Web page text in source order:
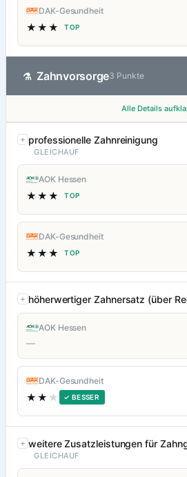
DAK-Gesundheit
★★★ TOP
⚗ Zahnvorsorge3 Punkte
Alle Details
professionelle Zahnreinigung
GLEICHAUF
AOK Hessen
★★★ TOP
DAK-Gesundheit
★★★ TOP
höherwertiger Zahnersatz (über
AOK Hessen
—
DAK-Gesundheit
★★ ★ ✓ BESSER
weitere Zusatzleistungen für
GLEICHAUF